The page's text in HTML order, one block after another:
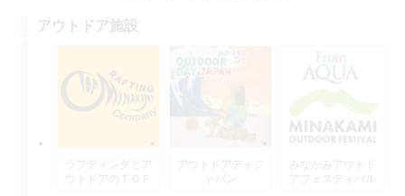
アウトドア施設
ラフティングとア
ウトドアのＴＯＰ
アウトドアディジ
みなかみアウトド
アフェスティバル